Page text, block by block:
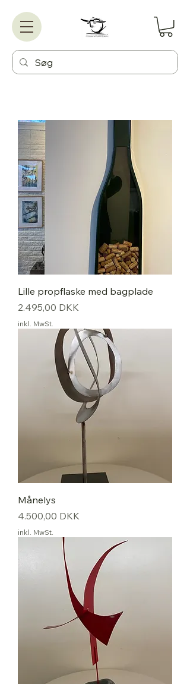
Lille propflaske med bagplade
Preis
2.495,00 DKK
inkl. MwSt.
Månelys
Preis
4.500,00 DKK
inkl. MwSt.